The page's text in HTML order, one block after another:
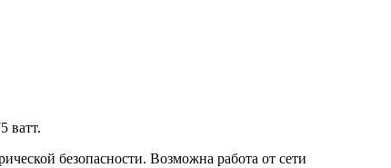
ватт.
безопасности. Возможна работа от сети